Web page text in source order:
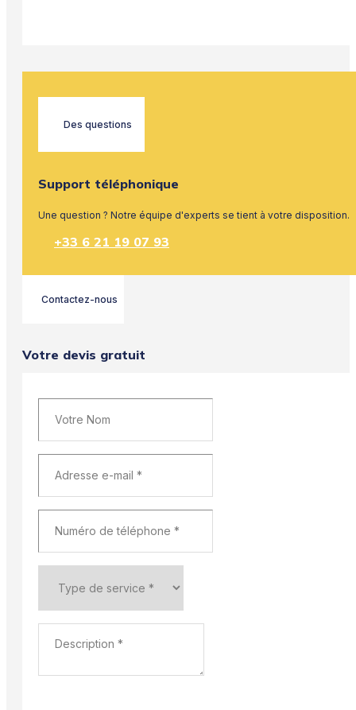
Des questions
Support téléphonique
Une question ? Notre équipe d'experts se tient à votre disposition.
+33 6 21 19 07 93
Contactez-nous
Votre devis gratuit